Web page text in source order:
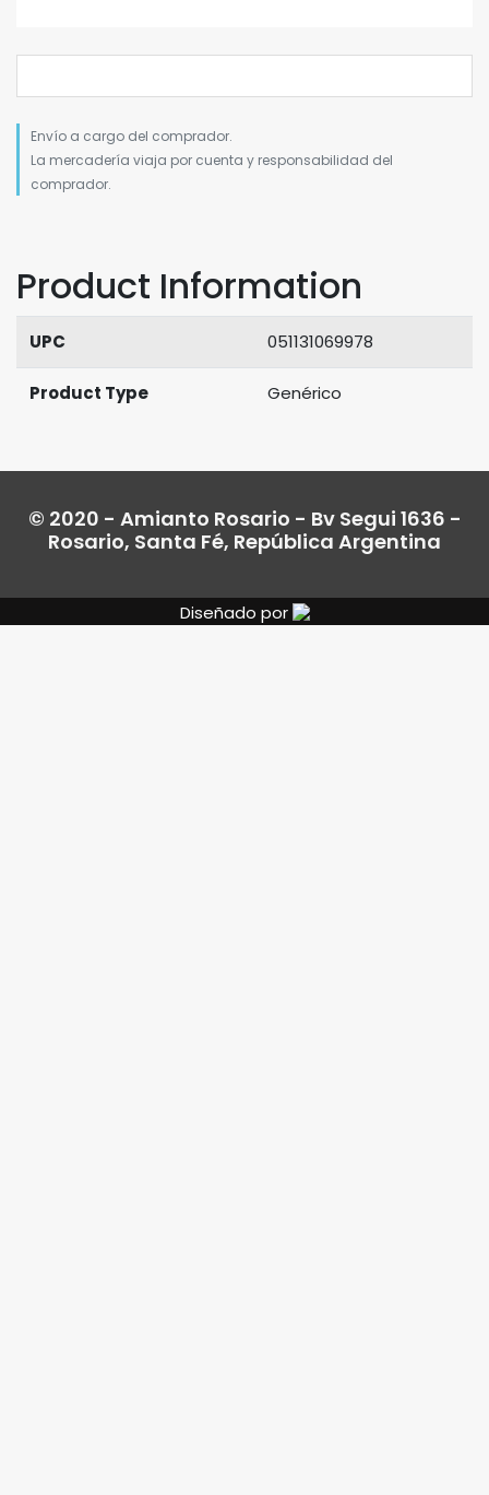
Envío a cargo del comprador.
La mercadería viaja por cuenta y responsabilidad del
comprador.
Product Information
UPC 051131069978
Product Type Genérico
© 2020 - Amianto Rosario - Bv Segui 1636 -
Rosario, Santa Fé, República Argentina
Diseñado por